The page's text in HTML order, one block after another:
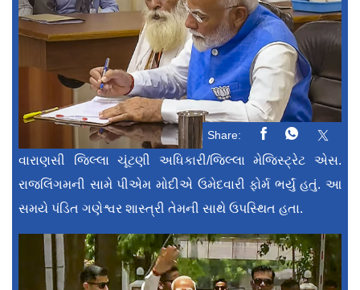
Share:
વારાણસી જિલ્લા ચૂંટણી અધિકારી/જિલ્લા મેજિસ્ટ્રેટ એસ.
રાજલિંગમની સામે પીએમ મોદીએ ઉમેદવારી ફોર્મ ભર્યું હતું. આ
સમયે પંડિત ગણેશ્વર શાસ્ત્રી તેમની સાથે ઉપસ્થિત હતા.